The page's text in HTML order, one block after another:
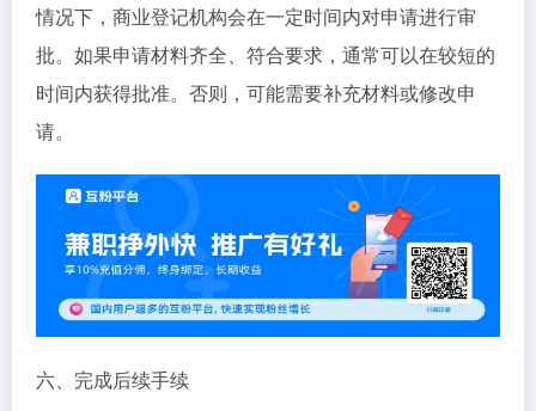
情况下，商业登记机构会在一定时间内对申请进行审
批。如果申请材料齐全、符合要求，通常可以在较短的
时间内获得批准。否则，可能需要补充材料或修改申
请。
六、完成后续手续